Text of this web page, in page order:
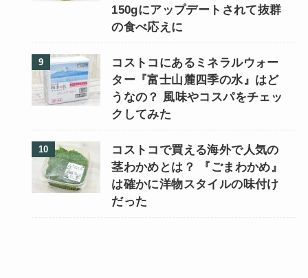
150gにアップデートされて抜群
の食べ応えに
コストコにあるミネラルウォー
ター『富士山麓四季の水』はど
うなの？ 風味やコスパをチェッ
クしてみた
コストコで買える海外で人気の
茎わかめとは？ 『ごまわかめ』
は確かに洋物スタイルの味付け
だった